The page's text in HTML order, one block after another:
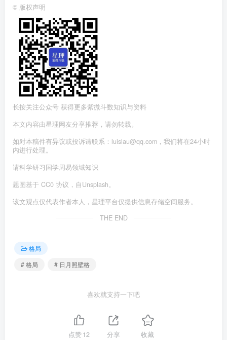
© 版权声明
长按关注公众号 获得更多紫微斗数知识与资料
本文内容由星理网友分享推荐，请勿转载。
如对本稿件有异议或投诉请联系：luislau@qq.com，我们将在24小时
内进行处理。
请科学研习国学周易领域知识
题图基于 CC0 协议，自Unsplash。
该文观点仅代表作者本人，星理平台仅提供信息存储空间服务。
THE END
格局
# 格局
# 日月照壁格
喜欢就支持一下吧
点赞12 分享 收藏